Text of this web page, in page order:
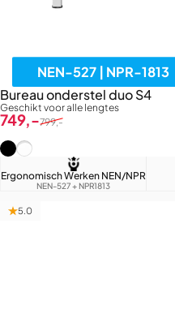
NEN-527 | NPR-1813
Bureau onderstel duo S4
Geschikt voor alle lengtes
Verkoopprijs
749,-
Normale prijs
799,-
Zwart (RAL9005)
Wit (RAL9016)
Ergonomisch Werken NEN/NPR
NEN-527 + NPR1813
5.0